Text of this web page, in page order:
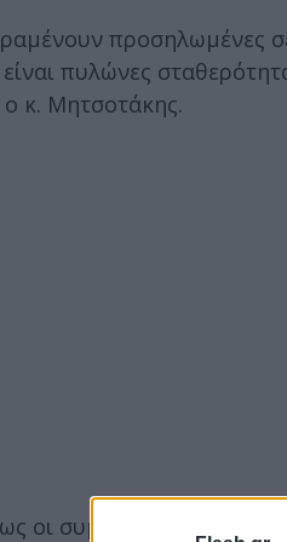
προσηλωμένες
πυλώνες
ο κ. Μητσοτάκης.
οι συμφωνίες αυτές